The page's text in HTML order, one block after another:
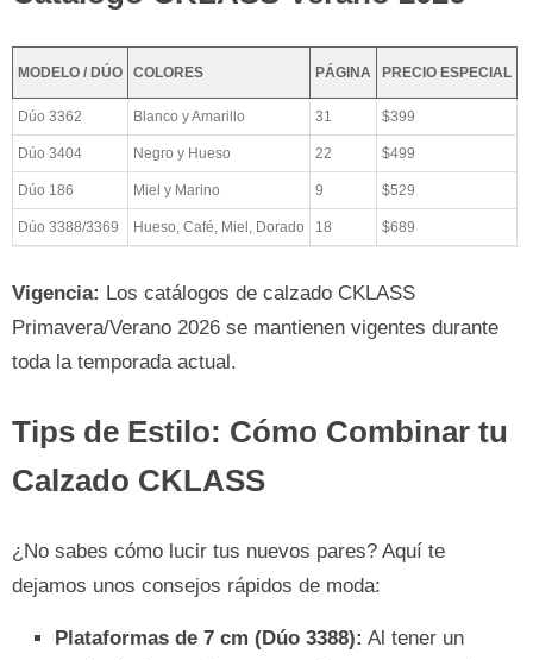
MODELO / DÚO COLORES PÁGINA PRECIO ESPECIAL
Dúo 3362 Blanco y Amarillo 31 $399
Dúo 3404 Negro y Hueso 22 $499
Dúo 186 Miel y Marino 9 $529
Dúo 3388/3369 Hueso, Café, Miel, Dorado 18 $689
Vigencia: Los catálogos de calzado CKLASS
Primavera/Verano 2026 se mantienen vigentes durante
toda la temporada actual.
Tips de Estilo: Cómo Combinar tu
Calzado CKLASS
¿No sabes cómo lucir tus nuevos pares? Aquí te
dejamos unos consejos rápidos de moda:
Plataformas de 7 cm (Dúo 3388): Al tener un